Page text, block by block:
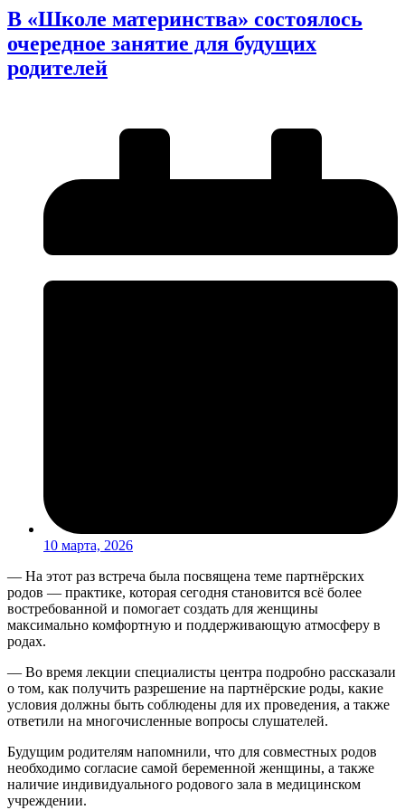
В «Школе материнства» состоялось
очередное занятие для будущих
родителей
10 марта, 2026
— На этот раз встреча была посвящена теме партнёрских
родов — практике, которая сегодня становится всё более
востребованной и помогает создать для женщины
максимально комфортную и поддерживающую атмосферу в
родах.
— Во время лекции специалисты центра подробно рассказали
о том, как получить разрешение на партнёрские роды, какие
условия должны быть соблюдены для их проведения, а также
ответили на многочисленные вопросы слушателей.
Будущим родителям напомнили, что для совместных родов
необходимо согласие самой беременной женщины, а также
наличие индивидуального родового зала в медицинском
учреждении.